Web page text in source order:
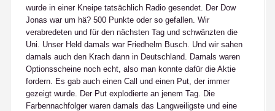
wurde in einer Kneipe tatsächlich Radio gesendet. Der Dow
Jonas war um hä? 500 Punkte oder so gefallen. Wir
verabredeten und für den nächsten Tag und schwänzten die
Uni. Unser Held damals war Friedhelm Busch. Und wir sahen
damals auch den Krach dann in Deutschland. Damals waren
Optionsscheine noch echt, also man konnte dafür die Aktie
fordern. Es gab auch einen Call und einen Put, der immer
gezeigt wurde. Der Put explodierte an jenem Tag. Die
Farbennachfolger waren damals das Langweiligste und eine